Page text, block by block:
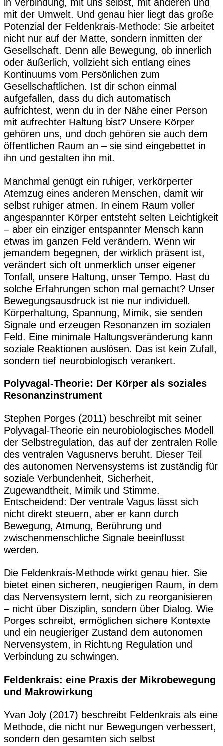
in Verbindung, mit uns selbst, mit anderen und
mit der Umwelt. Und genau hier liegt das große
Potenzial der Feldenkrais-Methode: Sie arbeitet
nicht nur auf der Matte, sondern inmitten der
Gesellschaft. Denn alle Bewegung, ob innerlich
oder äußerlich, vollzieht sich entlang eines
Kontinuums vom Persönlichen zum
Gesellschaftlichen. Ist dir schon einmal
aufgefallen, dass du dich automatisch
aufrichtest, wenn du in der Nähe einer Person
mit aufrechter Haltung bist? Unsere Körper
gehören uns, und doch gehören sie auch dem
öffentlichen Raum an – sie sind eingebettet in
ihn und gestalten ihn mit.
Manchmal genügt ein ruhiger, verkörperter
Atemzug eines anderen Menschen, damit wir
selbst ruhiger atmen. In einem Raum voller
angespannter Körper entsteht selten Leichtigkeit
– aber ein einziger entspannter Mensch kann
etwas im ganzen Feld verändern. Wenn wir
jemandem begegnen, der wirklich präsent ist,
verändert sich oft unmerklich unser eigener
Tonfall, unsere Haltung, unser Tempo. Hast du
solche Erfahrungen schon mal gemacht? Unser
Bewegungsausdruck ist nie nur individuell.
Körperhaltung, Spannung, Mimik, sie senden
Signale und erzeugen Resonanzen im sozialen
Feld. Eine minimale Haltungsveränderung kann
soziale Reaktionen auslösen. Das ist kein Zufall,
sondern tief neurobiologisch verankert.
Polyvagal-Theorie: Der Körper als soziales
Resonanzinstrument
Stephen Porges (2011) beschreibt mit seiner
Polyvagal-Theorie ein neurobiologisches Modell
der Selbstregulation, das auf der zentralen Rolle
des ventralen Vagusnervs beruht. Dieser Teil
des autonomen Nervensystems ist zuständig für
soziale Verbundenheit, Sicherheit,
Zugewandtheit, Mimik und Stimme.
Entscheidend: Der ventrale Vagus lässt sich
nicht direkt steuern, aber er kann durch
Bewegung, Atmung, Berührung und
zwischenmenschliche Signale beeinflusst
werden.
Die Feldenkrais-Methode wirkt genau hier. Sie
bietet einen sicheren, neugierigen Raum, in dem
das Nervensystem lernt, sich zu reorganisieren
– nicht über Disziplin, sondern über Dialog. Wie
Porges schreibt, ermöglichen sichere Kontexte
und ein neugieriger Zustand dem autonomen
Nervensystem, in Richtung Regulation und
Verbindung zu schwingen.
Feldenkrais: eine Praxis der Mikrobewegung
und Makrowirkung
Yvan Joly (2017) beschreibt Feldenkrais als eine
Methode, die nicht nur Bewegungen verbessert,
sondern den gesamten sich selbst